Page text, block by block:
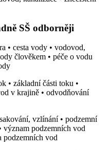
SŠ odborněji
• cesta vody • vodovod,
člověkem • péče o vodu
• základní části toku •
v krajině • odvodňování
vzlínání • podzemní
význam podzemních vod
podzemních vod